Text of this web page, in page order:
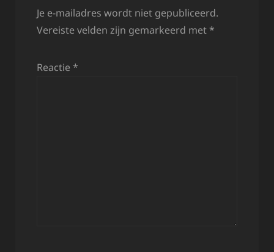
Je e-mailadres wordt niet gepubliceerd.
Vereiste velden zijn gemarkeerd met *
Reactie *